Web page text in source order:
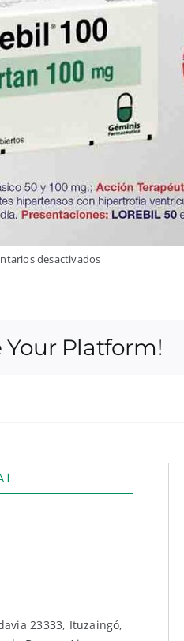
desactivadosen
Your Platform!
I
23333, Ituzaingó,